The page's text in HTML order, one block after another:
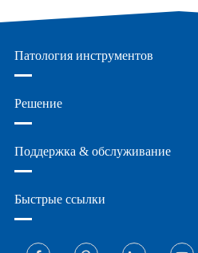
Патология инструментов
Решение
Поддержка & обслуживание
Быстрые ссылки